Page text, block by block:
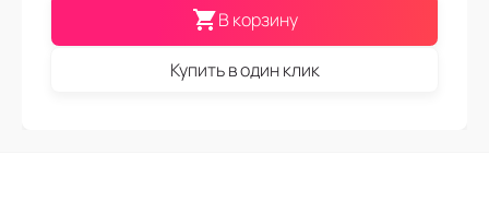
В корзину
Купить в один клик